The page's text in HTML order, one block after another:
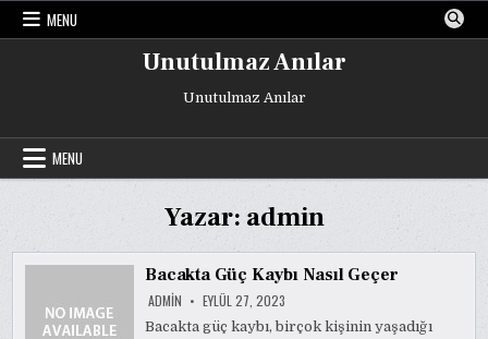
Skip
MENU
Unutulmaz Anılar
Unutulmaz Anılar
MENU
Yazar: admin
Bacakta Güç Kaybı Nasıl Geçer
ADMIN EYLÜL 27, 2023
Bacakta güç kaybı, birçok kişinin yaşadığı